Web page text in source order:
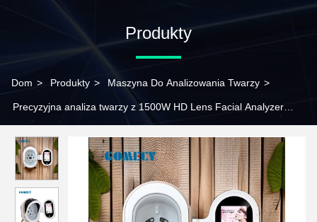
Produkty
Dom > Produkty > Maszyna Do Analizowania Twarzy >
Precyzyjna analiza twarzy z 1500W HD Lens Facial Analyzer